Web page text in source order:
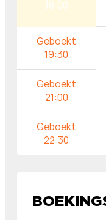
18:00